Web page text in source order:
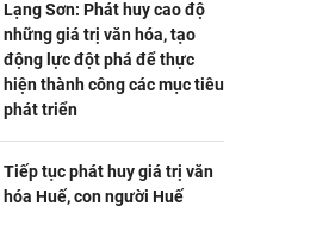
Lạng Sơn: Phát huy cao độ
những giá trị văn hóa, tạo
động lực đột phá để thực
hiện thành công các mục tiêu
phát triển
Tiếp tục phát huy giá trị văn
hóa Huế, con người Huế